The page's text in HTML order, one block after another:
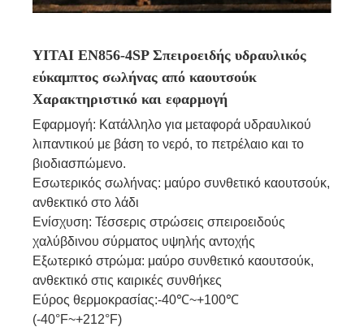
YITAI EN856-4SP Σπειροειδής υδραυλικός
εύκαμπτος σωλήνας από καουτσούκ
Χαρακτηριστικό και εφαρμογή
Εφαρμογή: Κατάλληλο για μεταφορά υδραυλικού
λιπαντικού με βάση το νερό, το πετρέλαιο και το
βιοδιασπώμενο.
Εσωτερικός σωλήνας: μαύρο συνθετικό καουτσούκ,
ανθεκτικό στο λάδι
Ενίσχυση: Τέσσερις στρώσεις σπειροειδούς
χαλύβδινου σύρματος υψηλής αντοχής
Εξωτερικό στρώμα: μαύρο συνθετικό καουτσούκ,
ανθεκτικό στις καιρικές συνθήκες
Εύρος θερμοκρασίας:-40℃~+100℃
(-40°F~+212°F)